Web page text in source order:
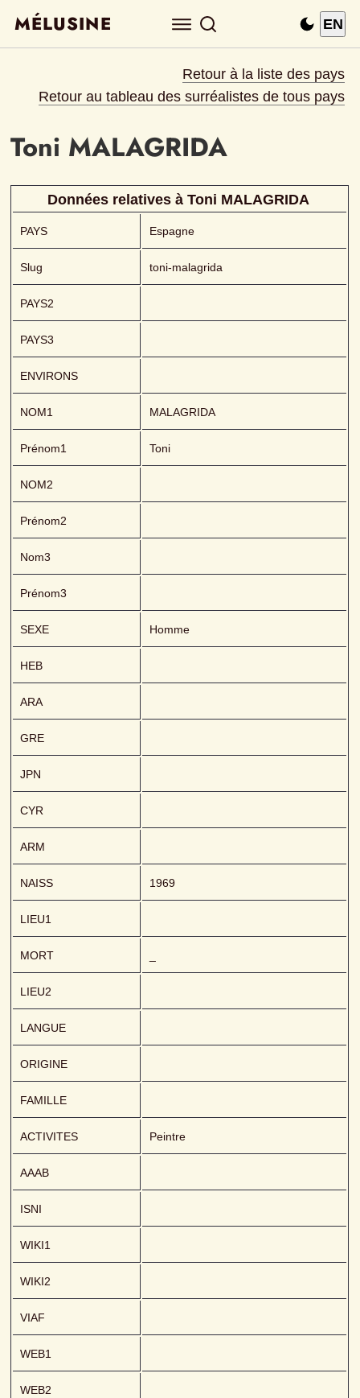
MÉLUSINE EN
Retour à la liste des pays
Retour au tableau des surréalistes de tous pays
Toni MALAGRIDA
Données relatives à Toni MALAGRIDA
PAYS Espagne
Slug toni-malagrida
PAYS2
PAYS3
ENVIRONS
NOM1 MALAGRIDA
Prénom1 Toni
NOM2
Prénom2
Nom3
Prénom3
SEXE Homme
HEB
ARA
GRE
JPN
CYR
ARM
NAISS 1969
LIEU1
MORT
LIEU2
LANGUE
ORIGINE
FAMILLE
ACTIVITES Peintre
AAAB
ISNI
WIKI1
WIKI2
VIAF
WEB1
WEB2